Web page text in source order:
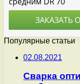
Популярные статьи
02.08.2021
Сварка